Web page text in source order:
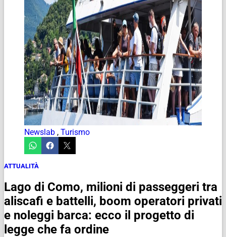
Newslab , Turismo
ATTUALITÀ
Lago di Como, milioni di passeggeri tra
aliscafi e battelli, boom operatori privati
e noleggi barca: ecco il progetto di
legge che fa ordine